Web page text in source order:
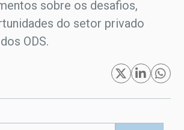
sobre os desafios,
do setor privado
ODS.